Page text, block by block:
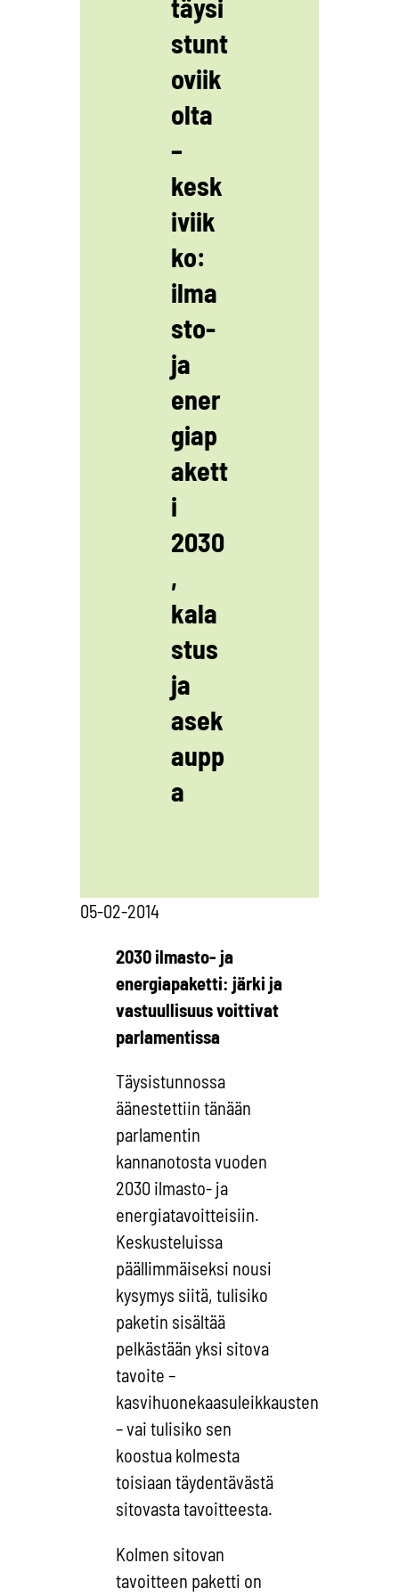
täysi
stunt
oviik
olta
–
kesk
iviik
ko:
ilma
sto-
ja
ener
giap
akett
i
2030
,
kala
stus
ja
asek
aupp
a
05-02-2014
2030 ilmasto- ja
energiapaketti: järki ja
vastuullisuus voittivat
parlamentissa
Täysistunnossa
äänestettiin tänään
parlamentin
kannanotosta vuoden
2030 ilmasto- ja
energiatavoitteisiin.
Keskusteluissa
päällimmäiseksi nousi
kysymys siitä, tulisiko
paketin sisältää
pelkästään yksi sitova
tavoite –
kasvihuonekaasuleikkausten
– vai tulisiko sen
koostua kolmesta
toisiaan täydentävästä
sitovasta tavoitteesta.
Kolmen sitovan
tavoitteen paketti on